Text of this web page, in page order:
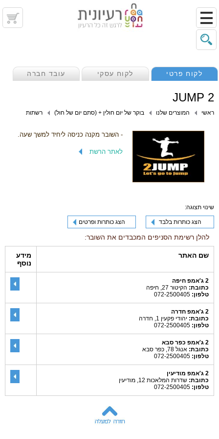
לקוח פרטי לקוח עסקי עובד חברה
2 JUMP
ראשי המוצרים שלנו בוקר של יום חולין + (סתם יום של חול) רשתות
- השובר מקנה כניסה ליחיד למשך שעה.
לאתר הרשת
שינוי תצוגה:
הצג כותרות בלבד הצג כותרות ופרטים
להלן רשימת הסניפים המכבדים את השובר:
שם האתר
מידע
נוסף
2 ג'אמפ חיפה
כתובת: הקיטור 27, חיפה
טלפון:
2 ג'אמפ חדרה
כתובת: יהודי פקעין 1, חדרה
טלפון:
2 ג'אמפ כפר סבא
כתובת: אנגל 78, כפר סבא
טלפון:
2 ג'אמפ מודיעין
כתובת: שדרות המלאכות 12, מודיעין
טלפון: